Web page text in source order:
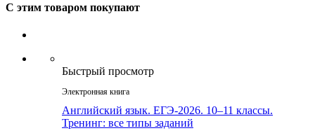
С этим товаром покупают
Быстрый просмотр
Электронная книга
Английский язык. ЕГЭ-2026. 10–11 классы.
Тренинг: все типы заданий